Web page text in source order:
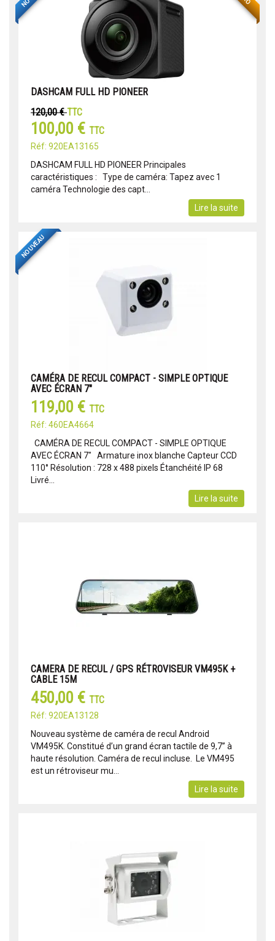
DASHCAM FULL HD PIONEER
120,00 €TTC
100,00 € TTC
Réf: 920EA13165
DASHCAM FULL HD PIONEER Principales
caractéristiques : Type de caméra: Tapez avec 1
caméra Technologie des capt...
Lire la suite
NOUVEAU
CAMÉRA DE RECUL COMPACT - SIMPLE OPTIQUE
AVEC ÉCRAN 7"
119,00 € TTC
Réf: 460EA4664
CAMÉRA DE RECUL COMPACT - SIMPLE OPTIQUE
AVEC ÉCRAN 7" Armature inox blanche Capteur CCD
110° Résolution : 728 x 488 pixels Étanchéité IP 68
Livré...
Lire la suite
CAMERA DE RECUL / GPS RÉTROVISEUR VM495K +
CABLE 15M
450,00 € TTC
Réf: 920EA13128
Nouveau système de caméra de recul Android
VM495K. Constitué d’un grand écran tactile de 9,7’’ à
haute résolution. Caméra de recul incluse. Le VM495
est un rétroviseur mu...
Lire la suite